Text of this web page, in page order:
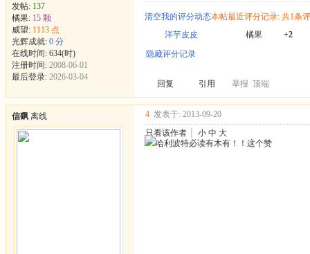
发帖: 137
橘果: 15 颗
威望: 1113 点
光辉成就: 0 分
在线时间: 634(时)
注册时间: 2008-06-01
最后登录: 2026-03-04
清空我的评分动态本帖最近评分记录: 共1条
洋芋皮皮
橘果
+2
隐藏评分记录
回复 引用 举报 顶端
信飖 离线 4 发表于: 2013-09-20
只看该作者 ┊ 小 中 大
哈利波特必读有木有！！这个赞